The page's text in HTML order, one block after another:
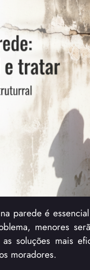
parede é
menores
soluções mais
moradores.